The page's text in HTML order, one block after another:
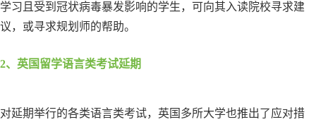
学习且受到冠状病毒暴发影响的学生，可向其入读院校寻求建
议，或寻求规划师的帮助。
2、英国留学语言类考试延期
对延期举行的各类语言类考试，英国多所大学也推出了应对措